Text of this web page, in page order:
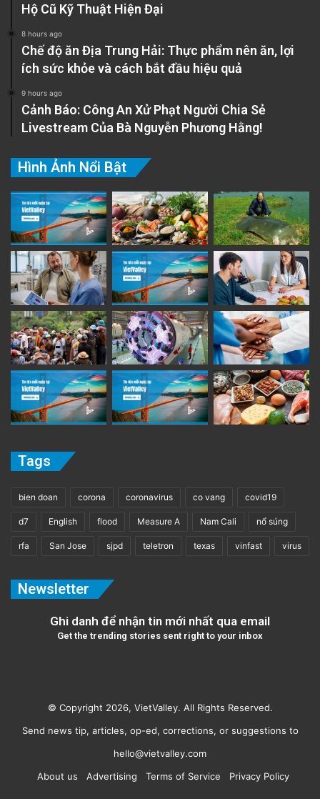
Hộ Cũ Kỹ Thuật Hiện Đại
8 hours ago
Chế độ ăn Địa Trung Hải: Thực phẩm nên ăn, lợi
ích sức khỏe và cách bắt đầu hiệu quả
9 hours ago
Cảnh Báo: Công An Xử Phạt Người Chia Sẻ
Livestream Của Bà Nguyễn Phương Hằng!
Hình Ảnh Nổi Bật
Tags
bien doan corona coronavirus co vang covid19
d7 English flood Measure A Nam Cali nổ súng
rfa San Jose sjpd teletron texas vinfast virus
Newsletter
Ghi danh để nhận tin mới nhất qua email
Get the trending stories sent right to your inbox
© Copyright 2026, VietValley. All Rights Reserved.
Send news tip, articles, op-ed, corrections, or suggestions to
hello@vietvalley.com
About us
Advertising Terms of Service Privacy Policy